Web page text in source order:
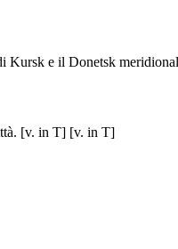
e il Donetsk
[v. in T] [v. in T]